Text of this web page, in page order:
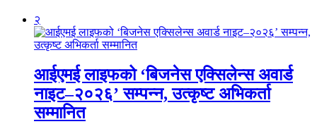
२
आईएमई लाइफको ‘बिजनेस एक्सिलेन्स अवार्ड
नाइट–२०२६’ सम्पन्न, उत्कृष्ट अभिकर्ता
सम्मानित